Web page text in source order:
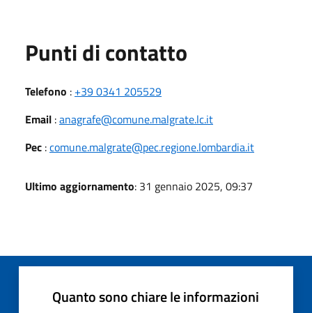
Punti di contatto
Telefono : +39 0341 205529
Email :anagrafe@comune.malgrate.lc.it
Pec :comune.malgrate@pec.regione.lombardia.it
Ultimo aggiornamento: 31 gennaio 2025, 09:37
Quanto sono chiare le informazioni